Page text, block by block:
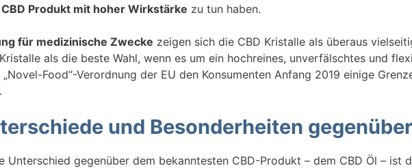
Produkt mit hoher Wirkstärke zu tun haben.
für medizinische Zwecke zeigen sich die CBD Kristalle als überaus
als die beste Wahl, wenn es um ein hochreines, unverfälschtes und
Food“-Verordnung der EU den Konsumenten Anfang 2019 einige
und Besonderheiten
Unterschied gegenüber dem bekanntesten CBD-Produkt – dem CBD Öl – ist